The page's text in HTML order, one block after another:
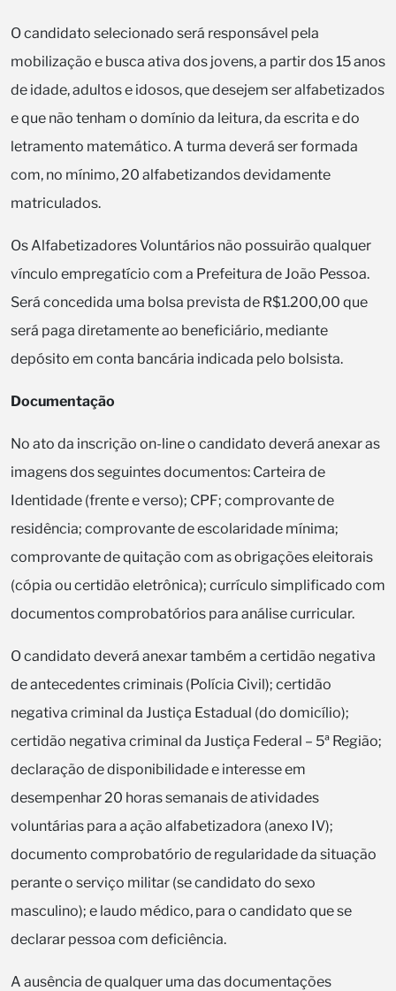
O candidato selecionado será responsável pela
mobilização e busca ativa dos jovens, a partir dos 15 anos
de idade, adultos e idosos, que desejem ser alfabetizados
e que não tenham o domínio da leitura, da escrita e do
letramento matemático. A turma deverá ser formada
com, no mínimo, 20 alfabetizandos devidamente
matriculados.
Os Alfabetizadores Voluntários não possuirão qualquer
vínculo empregatício com a Prefeitura de João Pessoa.
Será concedida uma bolsa prevista de R$1.200,00 que
será paga diretamente ao beneficiário, mediante
depósito em conta bancária indicada pelo bolsista.
Documentação
No ato da inscrição on-line o candidato deverá anexar as
imagens dos seguintes documentos: Carteira de
Identidade (frente e verso); CPF; comprovante de
residência; comprovante de escolaridade mínima;
comprovante de quitação com as obrigações eleitorais
(cópia ou certidão eletrônica); currículo simplificado com
documentos comprobatórios para análise curricular.
O candidato deverá anexar também a certidão negativa
de antecedentes criminais (Polícia Civil); certidão
negativa criminal da Justiça Estadual (do domicílio);
certidão negativa criminal da Justiça Federal – 5ª Região;
declaração de disponibilidade e interesse em
desempenhar 20 horas semanais de atividades
voluntárias para a ação alfabetizadora (anexo IV);
documento comprobatório de regularidade da situação
perante o serviço militar (se candidato do sexo
masculino); e laudo médico, para o candidato que se
declarar pessoa com deficiência.
A ausência de qualquer uma das documentações